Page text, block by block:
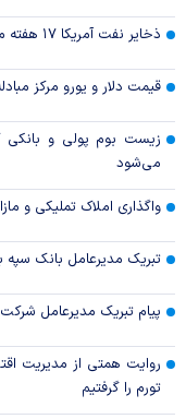
ذخایر نفت آمریکا ۱۷ هفته متوالی آب رفت
قیمت دلار و یورو مرکز مبادله
زیست بوم پولی و بانکی
می‌شود
واگذاری املاک تملیکی و
تبریک مدیرعامل بانک سپه
پیام تبریک مدیرعامل
روایت همتی از مدیریت
تورم را گرفتیم